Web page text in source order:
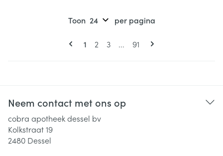
Pagina's
U lees momenteel pagina
1 Pagina
2 Pagina
3 ... Pagina
91
Toon per pagina
Neem contact met ons op
cobra apotheek dessel bv
Kolkstraat 19
2480 Dessel